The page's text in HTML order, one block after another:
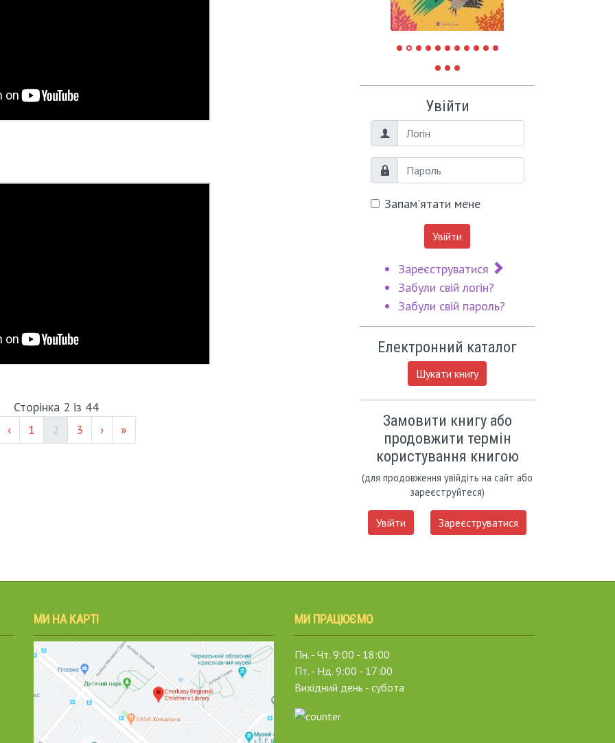
Сторінка 2 із 44
‹
Page #
1 (current)
2 Page #
3 › »
Увійти
Логін
Пароль
Запам'ятати мене
Увійти
Зареєструватися
Забули свій логін?
Забули свій пароль?
Електронний каталог
Шукати книгу
Замовити книгу або
продовжити термін
користування книгою
(для продовження увійдіть на сайт або
зареєструйтеся)
Увійти Зареєструватися
МИ НА КАРТІ МИ ПРАЦЮЄМО
Пн. - Чт. 9:00 - 18:00
Пт. - Нд. 9:00 - 17:00
Вихідний день - субота